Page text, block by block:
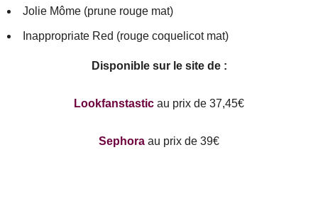
Jolie Môme (prune rouge mat)
Inappropriate Red (rouge coquelicot mat)
Disponible sur le site de :
Lookfanstastic au prix de 37,45€
Sephora au prix de 39€